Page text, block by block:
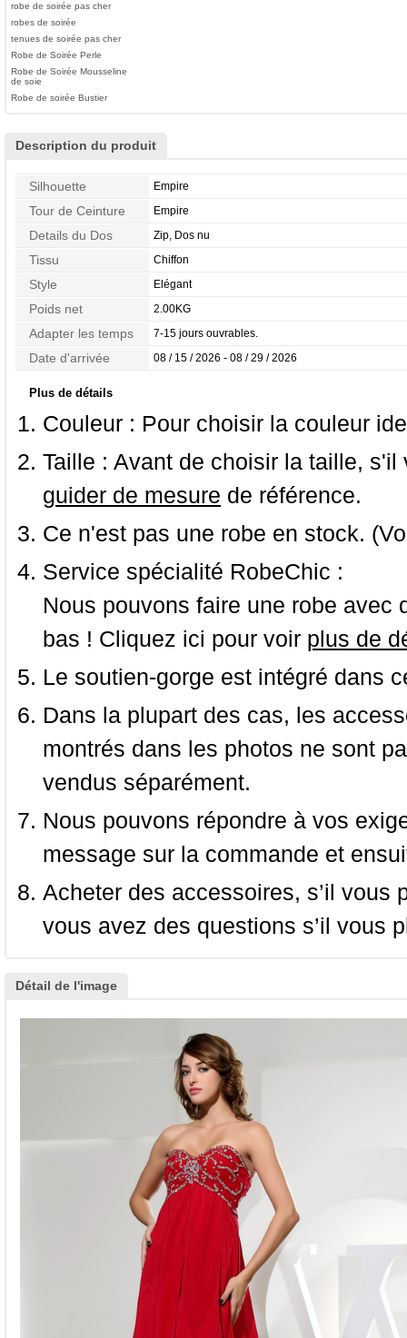
robe de soirée pas cher
robes de soirée
tenues de soirée pas cher
Robe de Soirée Perle
Robe de Soirée Mousseline
de soie
Robe de soirée Bustier
Description du produit
Silhouette Empire
Tour de Ceinture Empire
Details du Dos Zip, Dos nu
Tissu Chiffon
Style Elégant
Poids net 2.00KG
Adapter les temps 7-15 jours ouvrables.
Date d'arrivée 08 / 15 / 2026 - 08 / 29 / 2026
Plus de détails
Couleur : Pour choisir la couleur
Taille : Avant de choisir la taille,
guider de mesure de référence.
Ce n'est pas une robe en stock.
Service spécialité RobeChic :
Nous pouvons faire une robe
bas ! Cliquez ici pour voir plus de
Le soutien-gorge est intégré dans
Dans la plupart des cas, les
montrés dans les photos ne sont
vendus séparément.
Nous pouvons répondre à vos
message sur la commande et
Acheter des accessoires, s’il
vous avez des questions s’il vous
Détail de l'image